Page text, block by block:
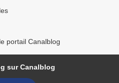
portail Canalblog
sur Canalblog